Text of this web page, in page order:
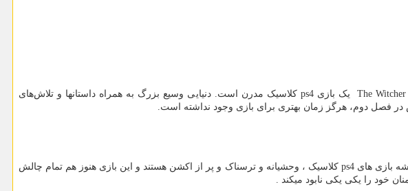
The یک بازی ps4کلاسیک مدرن است. دنیایی وسیع بزرگ به همراه داستانها و تلاش‌های
در فصل دوم، هرگز زمان بهتری برای بازی وجود نداشته است.
بازی های ps4کلاسیک ، وحشیانه و ترسناک و پر از اکشن هستند و این بازی هنوز هم تمام چالش
خود را یکی یکی نابود میکند .